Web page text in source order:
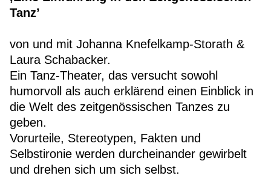
Tanz’
von und mit Johanna Knefelkamp-Storath &
Laura Schabacker.
Ein Tanz-Theater, das versucht sowohl
humorvoll als auch erklärend einen Einblick in
die Welt des zeitgenössischen Tanzes zu
geben.
Vorurteile, Stereotypen, Fakten und
Selbstironie werden durcheinander gewirbelt
und drehen sich um sich selbst.